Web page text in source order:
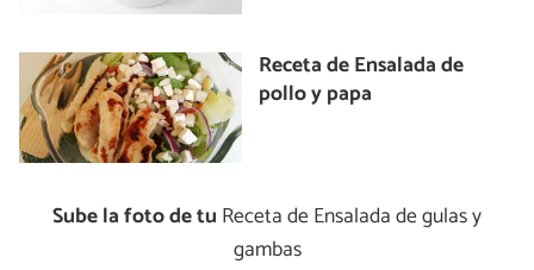
Receta de Ensalada de
pollo y papa
Sube la foto de tu Receta de Ensalada de gulas y
gambas